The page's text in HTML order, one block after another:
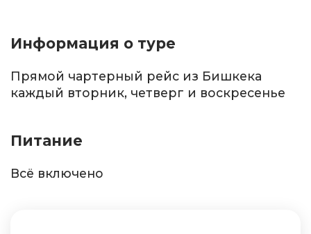
Информация о туре
Прямой чартерный рейс из Бишкека
каждый вторник, четверг и воскресенье
Питание
Всё включено